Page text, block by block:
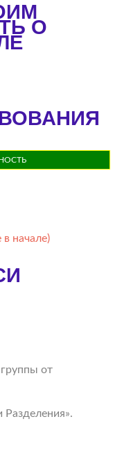
О
в начале)
от
Разделения».